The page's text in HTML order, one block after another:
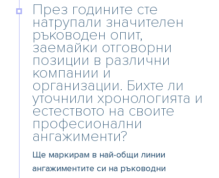
През годините сте
натрупали значителен
ръководен опит,
заемайки отговорни
позиции в различни
компании и
организации. Бихте ли
уточнили хронологията и
естеството на своите
професионални
ангажименти?
Ще маркирам в най-общи линии
ангажиментите си на ръководни